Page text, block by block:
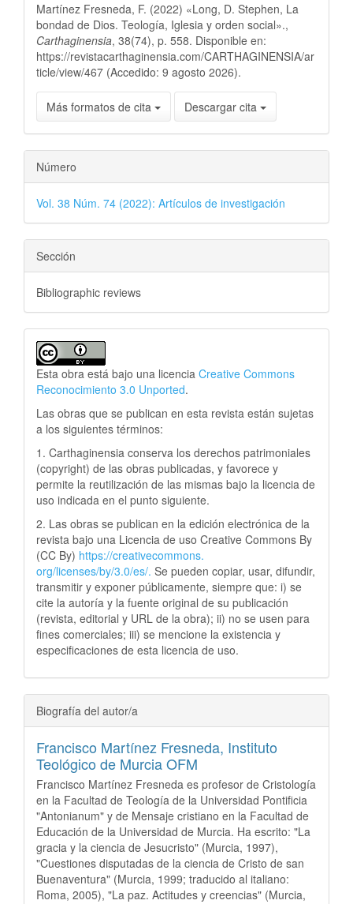
Martínez Fresneda, F. (2022) «Long, D. Stephen, La
bondad de Dios. Teología, Iglesia y orden social».,
Carthaginensia, 38(74), p. 558. Disponible en:
https://revistacarthaginensia.com/CARTHAGINENSIA/ar
ticle/view/467 (Accedido: 9 agosto 2026).
Más formatos de cita Descargar cita
Número
Vol. 38 Núm. 74 (2022): Artículos de investigación
Sección
Bibliographic reviews
Esta obra está bajo una licencia Creative Commons
Reconocimiento 3.0 Unported.
Las obras que se publican en esta revista están sujetas
a los siguientes términos:
1. Carthaginensia conserva los derechos patrimoniales
(copyright) de las obras publicadas, y favorece y
permite la reutilización de las mismas bajo la licencia de
uso indicada en el punto siguiente.
2. Las obras se publican en la edición electrónica de la
revista bajo una Licencia de uso Creative Commons By
(CC By) https://creativecommons.
org/licenses/by/3.0/es/. Se pueden copiar, usar, difundir,
transmitir y exponer públicamente, siempre que: i) se
cite la autoría y la fuente original de su publicación
(revista, editorial y URL de la obra); ii) no se usen para
fines comerciales; iii) se mencione la existencia y
especificaciones de esta licencia de uso.
Biografía del autor/a
Francisco Martínez Fresneda, Instituto
Teológico de Murcia OFM
Francisco Martínez Fresneda es profesor de Cristología
en la Facultad de Teología de la Universidad Pontificia
"Antonianum" y de Mensaje cristiano en la Facultad de
Educación de la Universidad de Murcia. Ha escrito: "La
gracia y la ciencia de Jesucristo" (Murcia, 1997),
"Cuestiones disputadas de la ciencia de Cristo de san
Buenaventura" (Murcia, 1999; traducido al italiano:
Roma, 2005), "La paz. Actitudes y creencias" (Murcia,